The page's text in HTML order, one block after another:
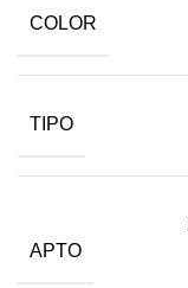
COLOR
TIPO
APTO